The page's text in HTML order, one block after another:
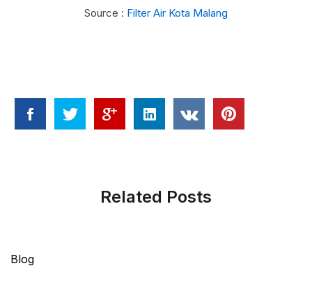
Source : Filter Air Kota Malang
Related Posts
Blog